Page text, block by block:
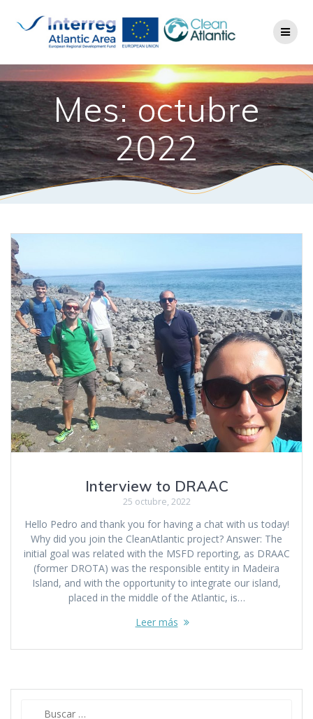
Mes: octubre
2022
Interview to DRAAC
25 octubre, 2022
Hello Pedro and thank you for having a chat with us today!
Why did you join the CleanAtlantic project? Answer: The
initial goal was related with the MSFD reporting, as DRAAC
(former DROTA) was the responsible entity in Madeira
Island, and with the opportunity to integrate our island,
placed in the middle of the Atlantic, is…
Leer más